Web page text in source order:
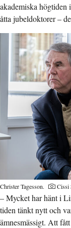
akademiska högtiden
åtta jubeldoktorer –
Christer Tagesson. Cissi
– Mycket har hänt i
tiden tänkt nytt och
ämnesmässigt. Att